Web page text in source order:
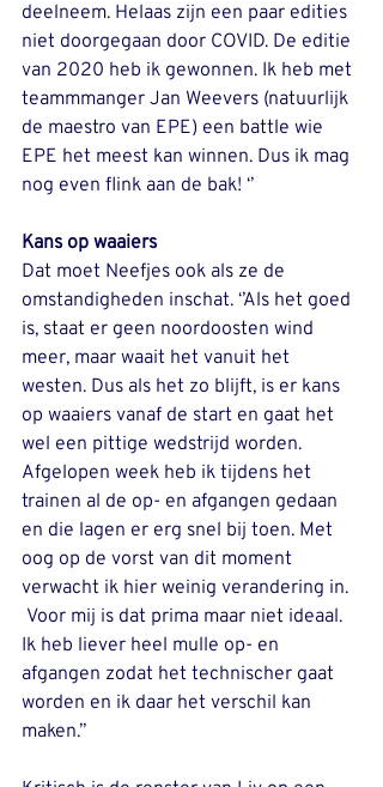
deelneem. Helaas zijn een paar edities
niet doorgegaan door COVID. De editie
van 2020 heb ik gewonnen. Ik heb met
teammmanger Jan Weevers (natuurlijk
de maestro van EPE) een battle wie
EPE het meest kan winnen. Dus ik mag
nog even flink aan de bak! ‘’
Kans op waaiers
Dat moet Neefjes ook als ze de
omstandigheden inschat. ‘’Als het goed
is, staat er geen noordoosten wind
meer, maar waait het vanuit het
westen. Dus als het zo blijft, is er kans
op waaiers vanaf de start en gaat het
wel een pittige wedstrijd worden.
Afgelopen week heb ik tijdens het
trainen al de op- en afgangen gedaan
en die lagen er erg snel bij toen. Met
oog op de vorst van dit moment
verwacht ik hier weinig verandering in.
Voor mij is dat prima maar niet ideaal.
Ik heb liever heel mulle op- en
afgangen zodat het technischer gaat
worden en ik daar het verschil kan
maken.’’